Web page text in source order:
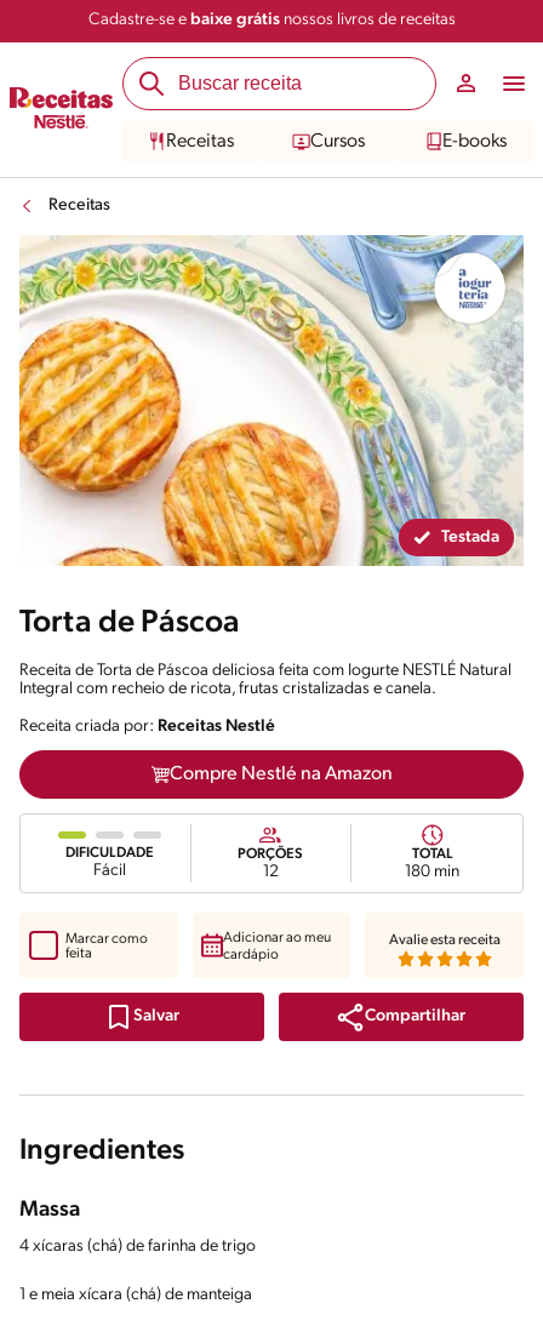
Cadastre-se e baixe grátisnossos livros de receitas
Receitas Cursos E-books
Receitas
Salvar Compartilhar
Testada
Torta de Páscoa
Receita de Torta de Páscoa deliciosa feita com Iogurte NESTLÉ Natural
Integral com recheio de ricota, frutas cristalizadas e canela.
Receita criada por: Receitas Nestlé
Compre Nestlé na Amazon
DIFICULDADE
Fácil
PORÇÕES
12
TOTAL
180 min
Salvar Compartilhar
Marcar como
feita
Adicionar ao meu
cardápio
Avalie esta receita
Ingredientes
Massa
4 xícaras (chá) de farinha de trigo
1 e meia xícara (chá) de manteiga